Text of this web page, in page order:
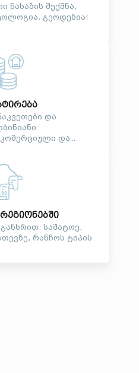
ნახაზის შექმნა,
გეოდეზია!
და
და...
საშატოე,
რანჩოს ტიპის